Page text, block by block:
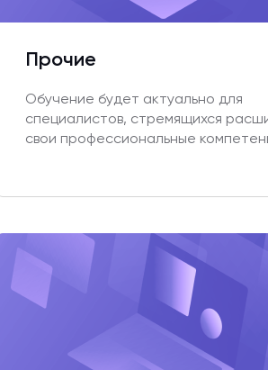
Прочие
Обучение будет актуально для
специалистов, стремящихся
свои профессиональные